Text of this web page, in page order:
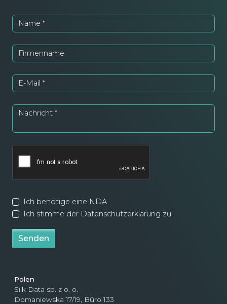
Name *
Firmenname
E-Mail *
Nachricht *
Ich benötige eine NDA
Ich stimme der Datenschutzerklärung zu
Senden
Polen
Silk Data sp. z o. o.
Domaniewska 17/19, Büro 133